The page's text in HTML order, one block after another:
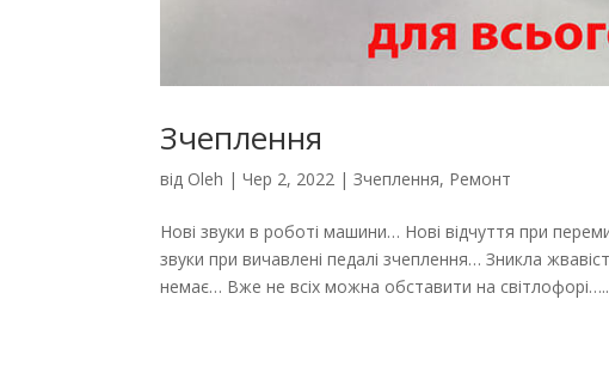
Зчеплення
від Oleh |Чер 2, 2022 |Зчеплення, Ремонт
Нові звуки в роботі машини… Нові відчуття при
звуки при вичавлені педалі зчеплення… Зникла
немає… Вже не всіх можна обставити на